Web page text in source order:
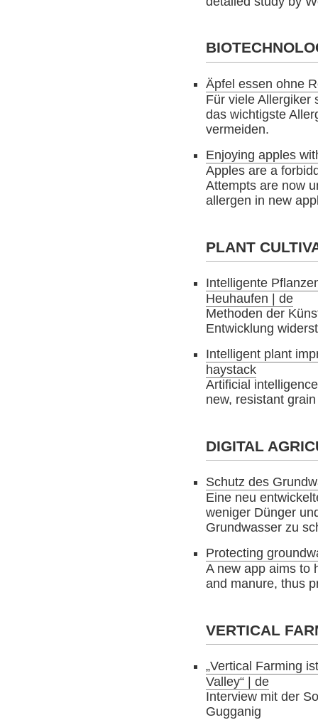
Äpfel essen ohne
Für viele Allergiker
das wichtigste
vermeiden.
Enjoying apples
Apples are a
Attempts are now
allergen in new
PLANT
Intelligente
Heuhaufen | de
Methoden der
Entwicklung
Intelligent plant
haystack
Artificial
new, resistant
DIGITAL
Schutz des
Eine neu
weniger Dünger
Grundwasser zu
Protecting
A new app aims to
and manure, thus
VERTICAL
„Vertical Farming
Valley“ | de
Interview mit der
Gugganig